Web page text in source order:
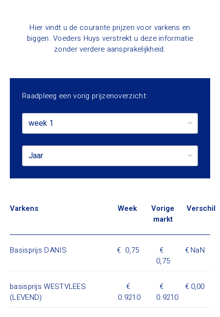
Hier vindt u de courante prijzen voor varkens en
biggen. Voeders Huys verstrekt u deze informatie
zonder verdere aansprakelijkheid.
Raadpleeg een vorig prijzenoverzicht:
week 1
Jaar
Varkens Week
Vorige
markt
Verschil
Basisprijs DANIS
0,75
0,75
NaN
basisprijs WESTVLEES
(LEVEND)
0.9210 0.9210
0,00